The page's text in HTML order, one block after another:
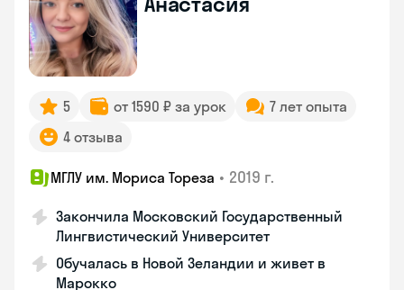
5 от 1590 ₽ за урок
7 лет опыта
4 отзыва
МГЛУ им. Мориса Тореза • 2019 г.
Закончила Московский Государственный
Лингвистический Университет
Обучалась в Новой Зеландии и живет в
Марокко